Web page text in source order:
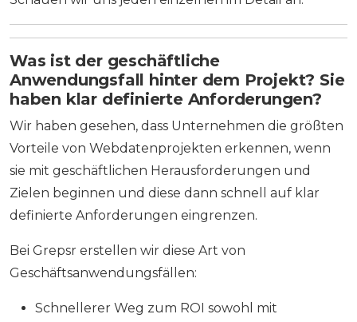
Was ist der geschäftliche
Anwendungsfall hinter dem Projekt? Sie
haben klar definierte Anforderungen?
Wir haben gesehen, dass Unternehmen die größten
Vorteile von Webdatenprojekten erkennen, wenn
sie mit geschäftlichen Herausforderungen und
Zielen beginnen und diese dann schnell auf klar
definierte Anforderungen eingrenzen.
Bei Grepsr erstellen wir diese Art von
Geschäftsanwendungsfällen:
Schnellerer Weg zum ROI sowohl mit